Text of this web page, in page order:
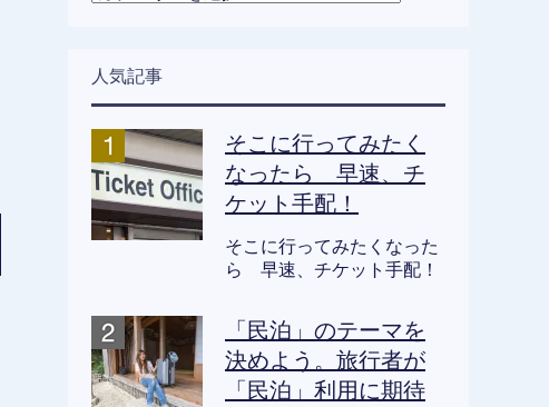
ー
人気記事
そこに行ってみたく
なったら 早速、チ
ケット手配！
そこに行ってみたくなった
ら 早速、チケット手配！
「民泊」のテーマを
決めよう。旅行者が
「民泊」利用に期待